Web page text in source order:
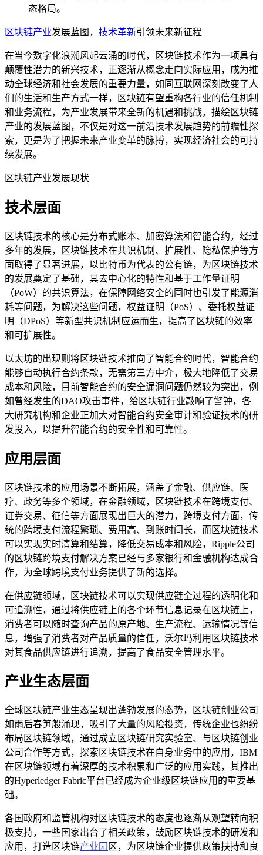
态格局。
区块链产业发展蓝图， 技术革新引领未来新征程
在当今数字化浪潮风起云涌的时代，区块链技术作为一项具有
颠覆性潜力的新兴技术，正逐渐从概念走向实际应用，成为推
动全球经济和社会发展的重要力量，如同互联网深刻改变了人
们的生活和生产方式一样，区块链有望重构各行业的信任机制
和业务流程，为产业发展带来全新的机遇和挑战，描绘区块链
产业的发展蓝图，不仅是对这一前沿技术发展趋势的前瞻性探
索，更是为了把握未来产业变革的脉搏，实现经济社会的可持
续发展。
区块链产业发展现状
技术层面
区块链技术的核心是分布式账本、加密算法和智能合约，经过
多年的发展，区块链技术在共识机制、扩展性、隐私保护等方
面取得了显著进展，以比特币为代表的公有链，为区块链技术
的发展奠定了基础，其去中心化的特性和基于工作量证明
（PoW）的共识算法，在保障网络安全的同时也引发了能源消
耗等问题，为解决这些问题，权益证明（PoS）、委托权益证
明（DPoS）等新型共识机制应运而生，提高了区块链的效率
和可扩展性。
以太坊的出现则将区块链技术推向了智能合约时代，智能合约
能够自动执行合约条款，无需第三方中介，极大地降低了交易
成本和风险，目前智能合约的安全漏洞问题仍然较为突出，例
如曾经发生的DAO攻击事件，给区块链行业敲响了警钟，各
大研究机构和企业正加大对智能合约安全审计和验证技术的研
发投入，以提升智能合约的安全性和可靠性。
应用层面
区块链技术的应用场景不断拓展，涵盖了金融、供应链、医
疗、政务等多个领域，在金融领域，区块链技术在跨境支付、
证券交易、征信等方面展现出巨大的潜力，跨境支付方面，传
统的跨境支付流程繁琐、费用高、到账时间长，而区块链技术
可以实现实时清算和结算，降低交易成本和风险，Ripple公司
的区块链跨境支付解决方案已经与多家银行和金融机构达成合
作，为全球跨境支付业务提供了新的选择。
在供应链领域，区块链技术可以实现供应链全过程的透明化和
可追溯性，通过将供应链上的各个环节信息记录在区块链上，
消费者可以随时查询产品的原产地、生产流程、运输情况等信
息，增强了消费者对产品质量的信任，沃尔玛利用区块链技术
对其食品供应链进行追溯，提高了食品安全管理水平。
产业生态层面
全球区块链产业生态呈现出蓬勃发展的态势，区块链创业公司
如雨后春笋般涌现，吸引了大量的风险投资，传统企业也纷纷
布局区块链领域，通过成立区块链研究实验室、与区块链创业
公司合作等方式，探索区块链技术在自身业务中的应用，IBM
在区块链领域有着深厚的技术积累和广泛的应用实践，其推出
的Hyperledger Fabric平台已经成为企业级区块链应用的重要基
础。
各国政府和监管机构对区块链技术的态度也逐渐从观望转向积
极支持，一些国家出台了相关政策，鼓励区块链技术的研发和
应用，打造区块链产业园 区，为区块链企业提供政策扶持和良